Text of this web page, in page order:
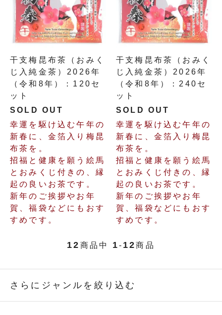
干支梅昆布茶（おみく
じ入純金茶）2026年
（令和8年）：120セ
ット
SOLD OUT
幸運を駆け込む午年の
新春に、金箔入り梅昆
布茶を。
招福と健康を願う絵馬
とおみくじ付きの、縁
起の良いお茶です。
新年のご挨拶やお年
賀、福袋などにもおす
すめです。
干支梅昆布茶（おみく
じ入純金茶）2026年
（令和8年）：240セ
ット
SOLD OUT
幸運を駆け込む午年の
新春に、金箔入り梅昆
布茶を。
招福と健康を願う絵馬
とおみくじ付きの、縁
起の良いお茶です。
新年のご挨拶やお年
賀、福袋などにもおす
すめです。
12 商品中 1- 12商品
さらにジャンルを絞り込む